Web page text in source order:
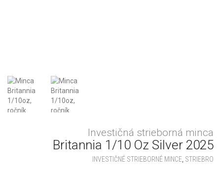
Investičná strieborná minca
Britannia 1/10 Oz Silver 2025
INVESTIČNÉ STRIEBORNÉ MINCE STRIEBRO